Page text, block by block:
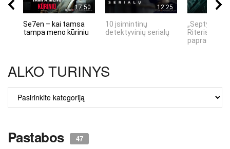
17:50
Se7en – kai tamsa
tampa meno kūriniu
12:25
10 įsimintinų
detektyvinių serialų
„Septynių
Riteris" – kai
ALKO TURINYS
ALKO
TURINYS
Pastabos 47